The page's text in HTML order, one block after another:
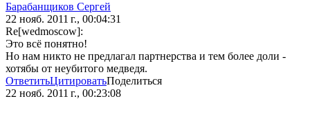
Барабанщиков Сергей
22 нояб. 2011 г., 00:04:31
Re[wedmoscow]:
Это всё понятно!
Но нам никто не предлагал партнерства и тем более доли -
хотябы от неубитого медведя.
ОтветитьЦитироватьПоделиться
22 нояб. 2011 г., 00:23:08